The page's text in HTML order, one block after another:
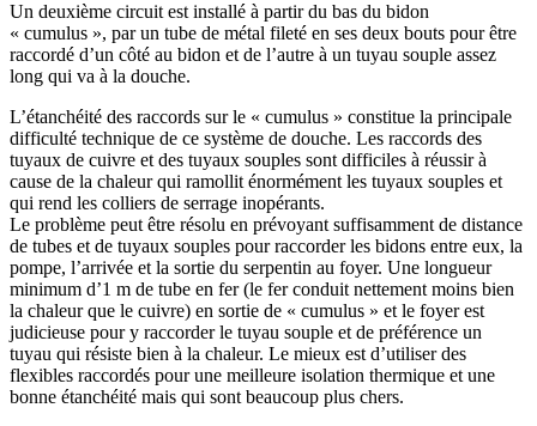
Un deuxième circuit est installé à partir du bas du bidon
« cumulus », par un tube de métal fileté en ses deux bouts pour être
raccordé d’un côté au bidon et de l’autre à un tuyau souple assez
long qui va à la douche.
L’étanchéité des raccords sur le « cumulus » constitue la principale
difficulté technique de ce système de douche. Les raccords des
tuyaux de cuivre et des tuyaux souples sont difficiles à réussir à
cause de la chaleur qui ramollit énormément les tuyaux souples et
qui rend les colliers de serrage inopérants.
Le problème peut être résolu en prévoyant suffisamment de distance
de tubes et de tuyaux souples pour raccorder les bidons entre eux, la
pompe, l’arrivée et la sortie du serpentin au foyer. Une longueur
minimum d’1 m de tube en fer (le fer conduit nettement moins bien
la chaleur que le cuivre) en sortie de « cumulus » et le foyer est
judicieuse pour y raccorder le tuyau souple et de préférence un
tuyau qui résiste bien à la chaleur. Le mieux est d’utiliser des
flexibles raccordés pour une meilleure isolation thermique et une
bonne étanchéité mais qui sont beaucoup plus chers.